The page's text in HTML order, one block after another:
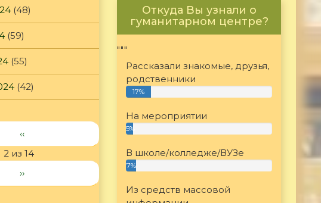
(48)
(59)
(55)
(42)
‹‹
2 из 14
››
Откуда Вы узнали о
гуманитарном центре?
"""
Рассказали знакомые, друзья,
родственники
17%
На мероприятии
5%
В школе/колледже/ВУЗе
7%
Из средств массовой